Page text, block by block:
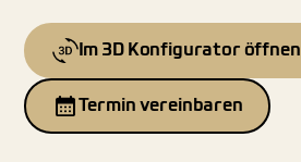
Im 3D Konfigurator öffnen
Termin vereinbaren